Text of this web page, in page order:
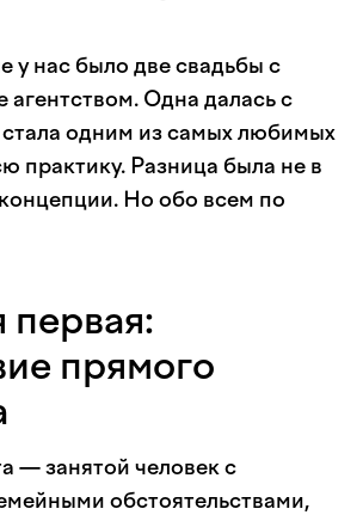
у нас было две свадьбы с
Одна далась с
одним из самых любимых
практику. Разница была не в
Но обо всем по
первая:
прямого
— занятой человек с
обстоятельствами,